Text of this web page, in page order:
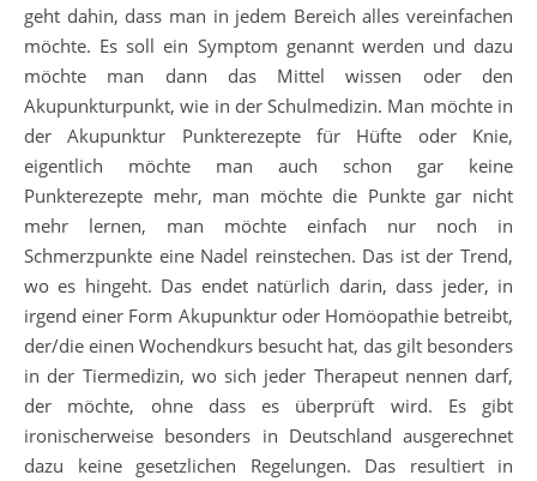
geht dahin, dass man in jedem Bereich alles vereinfachen
möchte. Es soll ein Symptom genannt werden und dazu
möchte man dann das Mittel wissen oder den
Akupunkturpunkt, wie in der Schulmedizin. Man möchte in
der Akupunktur Punkterezepte für Hüfte oder Knie,
eigentlich möchte man auch schon gar keine
Punkterezepte mehr, man möchte die Punkte gar nicht
mehr lernen, man möchte einfach nur noch in
Schmerzpunkte eine Nadel reinstechen. Das ist der Trend,
wo es hingeht. Das endet natürlich darin, dass jeder, in
irgend einer Form Akupunktur oder Homöopathie betreibt,
der/die einen Wochendkurs besucht hat, das gilt besonders
in der Tiermedizin, wo sich jeder Therapeut nennen darf,
der möchte, ohne dass es überprüft wird. Es gibt
ironischerweise besonders in Deutschland ausgerechnet
dazu keine gesetzlichen Regelungen. Das resultiert in